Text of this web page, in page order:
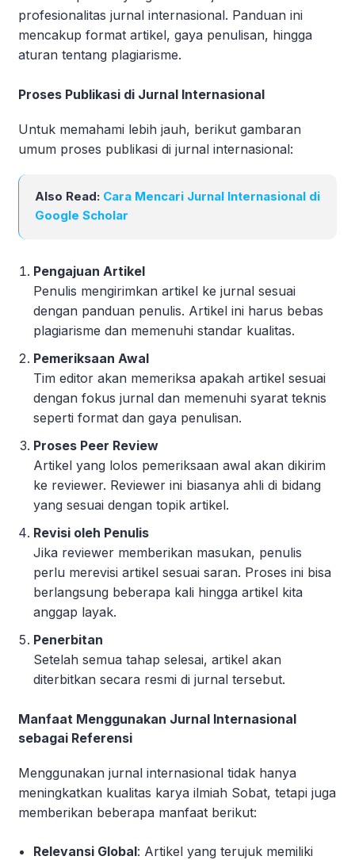
profesionalitas jurnal internasional. Panduan ini
mencakup format artikel, gaya penulisan, hingga
aturan tentang plagiarisme.
Proses Publikasi di Jurnal Internasional
Untuk memahami lebih jauh, berikut gambaran
umum proses publikasi di jurnal internasional:
Also Read: Cara Mencari Jurnal Internasional di
Google Scholar
Pengajuan Artikel
Penulis mengirimkan artikel ke jurnal sesuai
dengan panduan penulis. Artikel ini harus bebas
plagiarisme dan memenuhi standar kualitas.
Pemeriksaan Awal
Tim editor akan memeriksa apakah artikel sesuai
dengan fokus jurnal dan memenuhi syarat teknis
seperti format dan gaya penulisan.
Proses Peer Review
Artikel yang lolos pemeriksaan awal akan dikirim
ke reviewer. Reviewer ini biasanya ahli di bidang
yang sesuai dengan topik artikel.
Revisi oleh Penulis
Jika reviewer memberikan masukan, penulis
perlu merevisi artikel sesuai saran. Proses ini bisa
berlangsung beberapa kali hingga artikel kita
anggap layak.
Penerbitan
Setelah semua tahap selesai, artikel akan
diterbitkan secara resmi di jurnal tersebut.
Manfaat Menggunakan Jurnal Internasional
sebagai Referensi
Menggunakan jurnal internasional tidak hanya
meningkatkan kualitas karya ilmiah Sobat, tetapi juga
memberikan beberapa manfaat berikut:
Relevansi Global: Artikel yang terujuk memiliki